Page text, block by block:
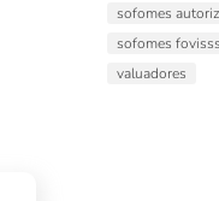
sofomes
sofomes
valuadores